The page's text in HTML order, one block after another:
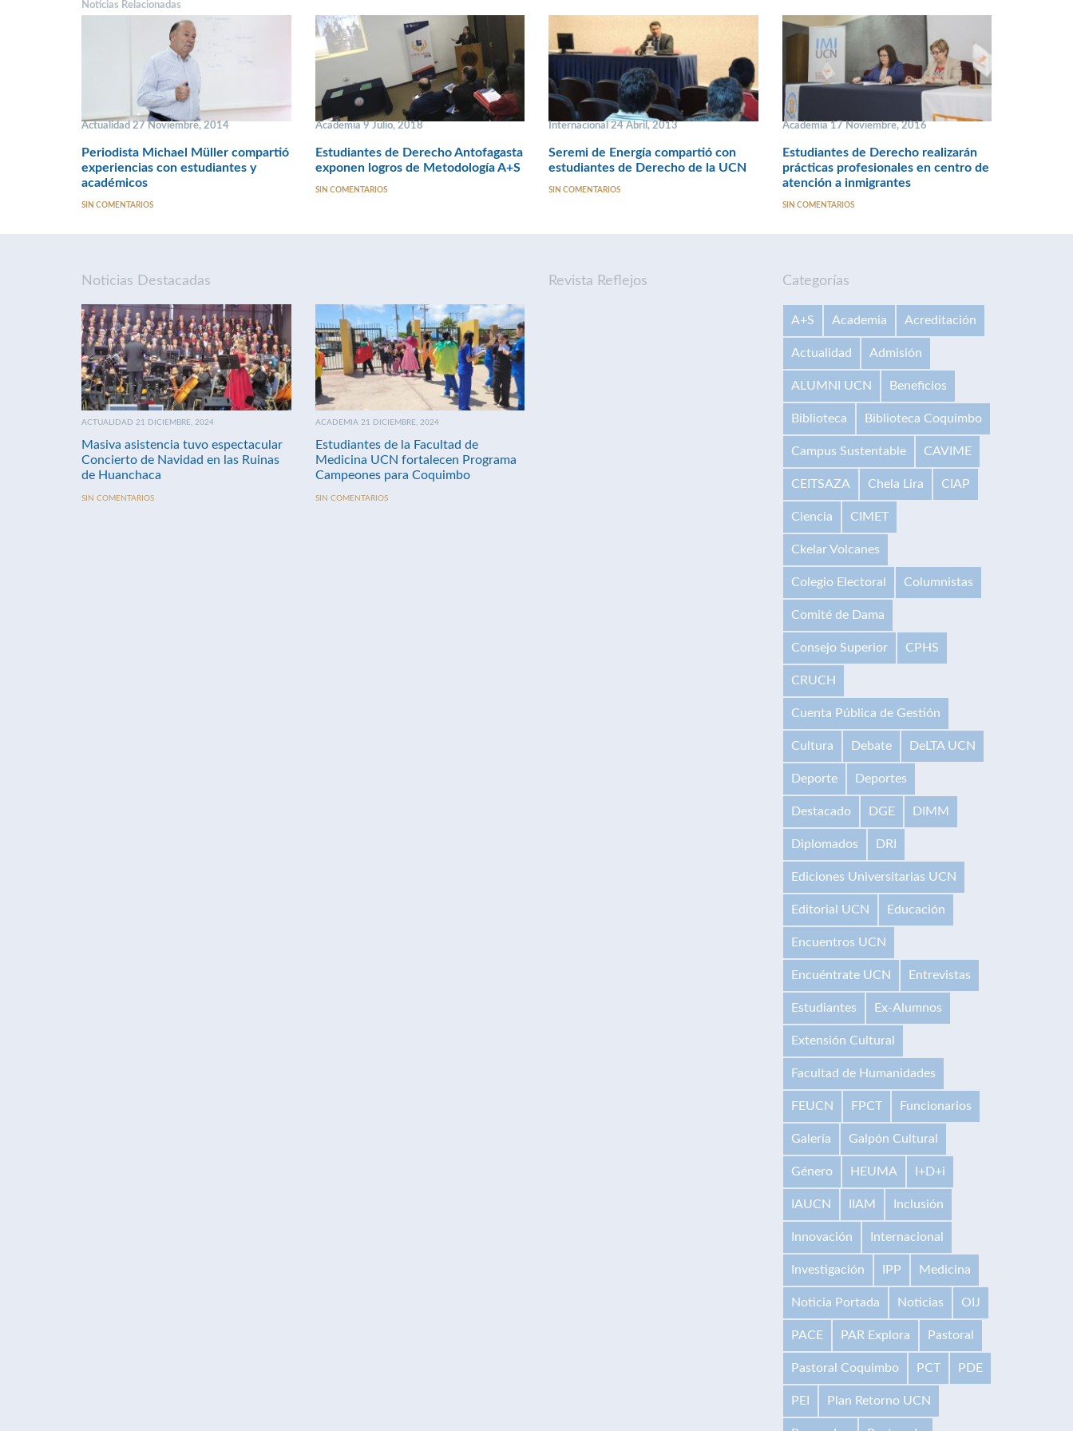
Noticias Relacionadas
Actualidad 27 Noviembre, 2014
Periodista Michael Müller compartió
experiencias con estudiantes y
académicos
SIN COMENTARIOS
Academia 9 Julio, 2018
Estudiantes de Derecho Antofagasta
exponen logros de Metodología A+S
SIN COMENTARIOS
Internacional 24 Abril, 2013
Seremi de Energía compartió con
estudiantes de Derecho de la UCN
SIN COMENTARIOS
Academia 17 Noviembre, 2016
Estudiantes de Derecho realizarán
prácticas profesionales en centro de
atención a inmigrantes
SIN COMENTARIOS
Noticias Destacadas
ACTUALIDAD 21 DICIEMBRE, 2024
Masiva asistencia tuvo espectacular
Concierto de Navidad en las Ruinas
de Huanchaca
SIN COMENTARIOS
ACADEMIA 21 DICIEMBRE, 2024
Estudiantes de la Facultad de
Medicina UCN fortalecen Programa
Campeones para Coquimbo
SIN COMENTARIOS
Revista Reflejos Categorías
A+S Academia Acreditación
Actualidad Admisión
ALUMNI UCN Beneficios
Biblioteca Biblioteca Coquimbo
Campus Sustentable CAVIME
CEITSAZA Chela Lira CIAP
Ciencia CIMET
Ckelar Volcanes
Colegio Electoral Columnistas
Comité de Dama
Consejo Superior CPHS
CRUCH
Cuenta Pública de Gestión
Cultura Debate DeLTA UCN
Deporte Deportes
Destacado DGE DIMM
Diplomados DRI
Ediciones Universitarias UCN
Editorial UCN Educación
Encuentros UCN
Encuéntrate UCN Entrevistas
Estudiantes Ex-Alumnos
Extensión Cultural
Facultad de Humanidades
FEUCN FPCT Funcionarios
Galería Galpón Cultural
Género HEUMA I+D+i
IAUCN IIAM Inclusión
Innovación Internacional
Investigación IPP Medicina
Noticia Portada Noticias OIJ
PACE PAR Explora Pastoral
Pastoral Coquimbo PCT PDE
PEI Plan Retorno UCN